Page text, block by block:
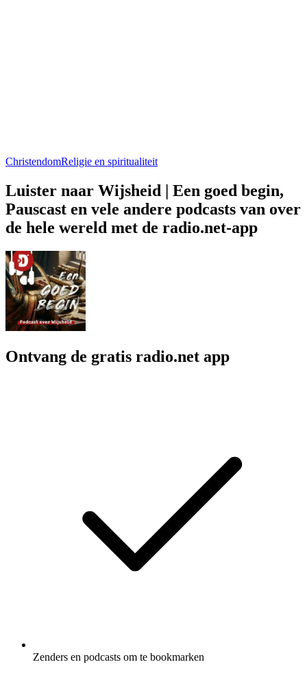
ChristendomReligie en spiritualiteit
Luister naar Wijsheid | Een goed begin,
Pauscast en vele andere podcasts van over
de hele wereld met de radio.net-app
Ontvang de gratis radio.net app
Zenders en podcasts om te bookmarken